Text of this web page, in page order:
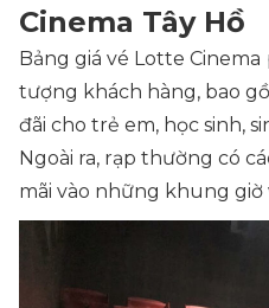
Cinema Tây Hồ
Bảng giá vé Lotte Cinema
tượng khách hàng, bao
đãi cho trẻ em, học sinh,
Ngoài ra, rạp thường có
mãi vào những khung giờ